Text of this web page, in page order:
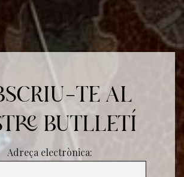
TE AL
BUTLLETÍ
Adreça electrònica: